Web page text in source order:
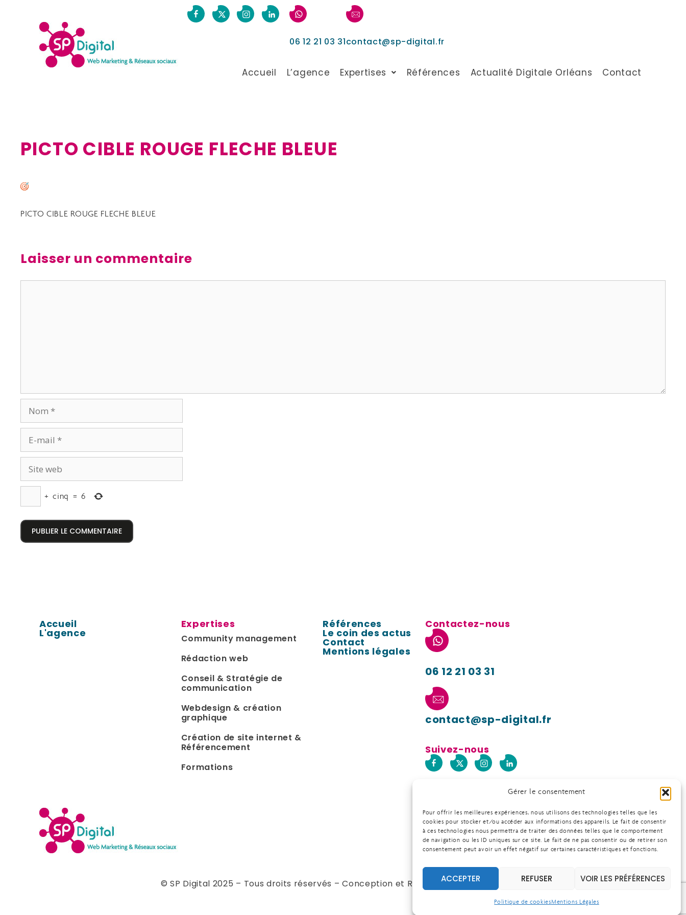
Gérer le consentement
Pour offrir les meilleures expériences, nous utilisons des technologies telles que les
cookies pour stocker et/ou accéder aux informations des appareils. Le fait de consentir
à ces technologies nous permettra de traiter des données telles que le comportement
de navigation ou les ID uniques sur ce site. Le fait de ne pas consentir ou de retirer son
consentement peut avoir un effet négatif sur certaines caractéristiques et fonctions.
ACCEPTER REFUSER VOIR LES PRÉFÉRENCES
Politique de cookiesMentions Légales
06 12 21 03 31contact@sp-digital.fr
Accueil L’agence Expertises Références Actualité Digitale Orléans Contact
PICTO CIBLE ROUGE FLECHE BLEUE
PICTO CIBLE ROUGE FLECHE BLEUE
Laisser un commentaire
+ cinq = 6
Accueil
L'agence
Expertises
Community management
Rédaction web
Conseil & Stratégie de
communication
Webdesign & création
graphique
Création de site internet &
Référencement
Formations
Références
Le coin des actus
Contact
Mentions légales
Contactez-nous
06 12 21 03 31
contact@sp-digital.fr
Suivez-nous
© SP Digital 2025 – Tous droits réservés – Conception et RéalisationAlchimia Design